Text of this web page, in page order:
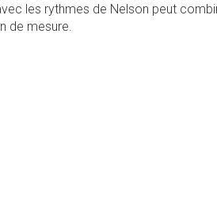
les rythmes de Nelson peut
de mesure.